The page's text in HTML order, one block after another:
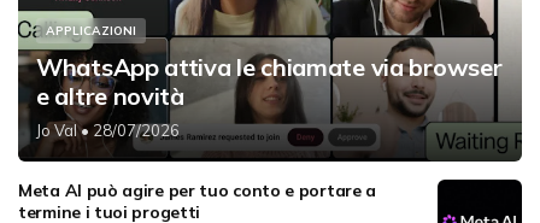
APPLICAZIONI
WhatsApp attiva le chiamate via browser
e altre novità
Jo Val• 28/07/2026
Meta AI può agire per tuo conto e portare a
termine i tuoi progetti